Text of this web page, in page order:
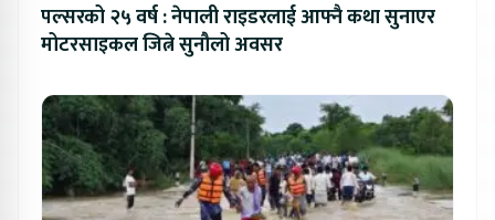
पल्सरको २५ वर्ष : नेपाली राइडरलाई आफ्नै कथा सुनाएर
मोटरसाइकल जित्ने सुनौलो अवसर